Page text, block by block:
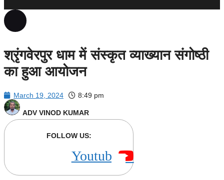
श्रृंगवेरपुर धाम में संस्कृत व्याख्यान संगोष्ठी
का हुआ आयोजन
March 19, 2024 8:49 pm
ADV VINOD KUMAR
FOLLOW US:
Youtube